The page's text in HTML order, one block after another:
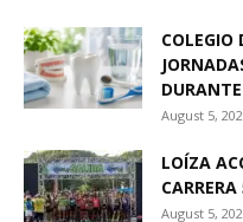
COLEGIO
August 5,
LOÍZA
August 5,